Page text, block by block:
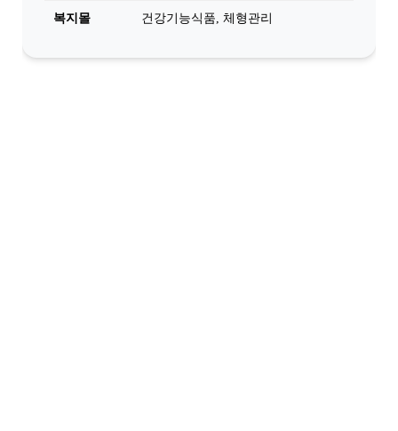
복지몰 건강기능식품, 체형관리